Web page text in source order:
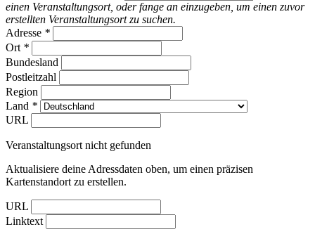
einen Veranstaltungsort, oder fange an einzugeben, um einen zuvor
erstellten Veranstaltungsort zu suchen.
Adresse *
Ort *
Bundesland
Postleitzahl
Region
Land *
URL
Veranstaltungsort nicht gefunden
Aktualisiere deine Adressdaten oben, um einen präzisen
Kartenstandort zu erstellen.
URL
Linktext